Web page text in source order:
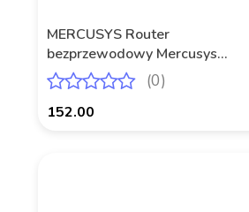
Produkt niedostępny
MERCUSYS Router
bezprzewodowy Mercusys
MR80X AX3000 3xLAN 1xWAN
(0)
152.00